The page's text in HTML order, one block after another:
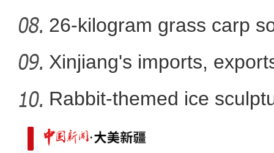
26-kilogram grass carp
win
Xinjiang's imports,
Rabbit-themed ice